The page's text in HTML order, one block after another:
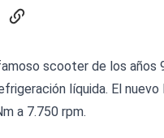
scooter de los años
líquida. El
a 7.750 rpm.